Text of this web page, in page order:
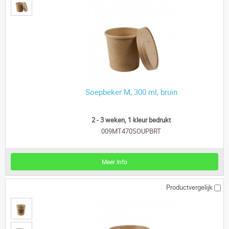
Soepbeker M, 300 ml, bruin
2 - 3 weken, 1 kleur bedrukt
009MT470SOUPBRT
Meer Info
Productvergelijk